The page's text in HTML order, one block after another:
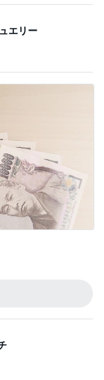
エリー